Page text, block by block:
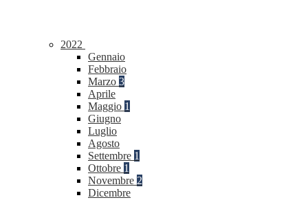
2022
Gennaio
Febbraio
Marzo 3
Aprile
Maggio 1
Giugno
Luglio
Agosto
Settembre 1
Ottobre 1
Novembre 2
Dicembre